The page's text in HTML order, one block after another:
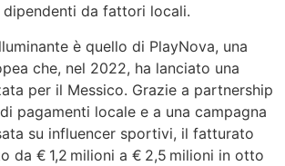
dipendenti da fattori locali.
è quello di PlayNova, una
che, nel 2022, ha lanciato una
per il Messico. Grazie a partnership
pagamenti locale e a una campagna
su influencer sportivi, il fatturato
da € 1,2 milioni a € 2,5 milioni in otto